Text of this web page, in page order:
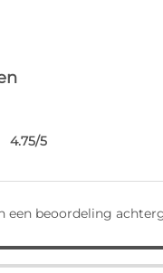
4.75/5
een beoordeling